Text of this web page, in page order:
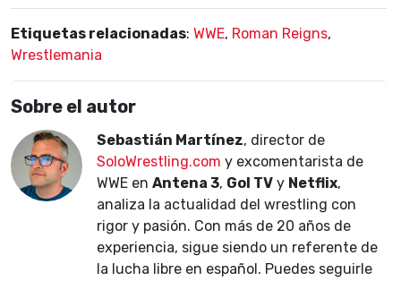
Etiquetas relacionadas: WWE, Roman Reigns,
Wrestlemania
Sobre el autor
Sebastián Martínez, director de
SoloWrestling.com y excomentarista de
WWE en Antena 3, Gol TV y Netflix,
analiza la actualidad del wrestling con
rigor y pasión. Con más de 20 años de
experiencia, sigue siendo un referente de
la lucha libre en español. Puedes seguirle